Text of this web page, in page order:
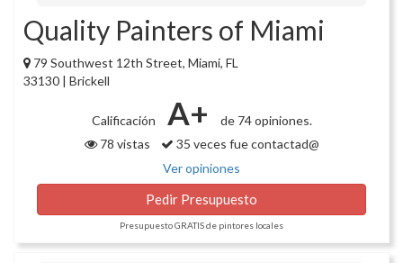
Quality Painters of Miami
79 Southwest 12th Street, Miami, FL
33130 | Brickell
Calificación A+
de 74 opiniones.
78 vistas
35 veces fue contactad@
Ver opiniones
Pedir Presupuesto
Presupuesto GRATIS de pintores locales